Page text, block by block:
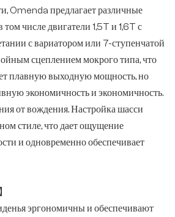
Omenda предлагает различные
числе двигатели 1,5T и 1,6T с
с вариатором или 7-ступенчатой
сцеплением мокрого типа, что
плавную выходную мощность, но
экономичность и экономичность.
от вождения. Настройка шасси
стиле, что дает ощущение
и одновременно обеспечивает
эргономичны и обеспечивают